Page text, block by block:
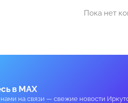
Пока нет
в MAX
нами на связи — свежие новости